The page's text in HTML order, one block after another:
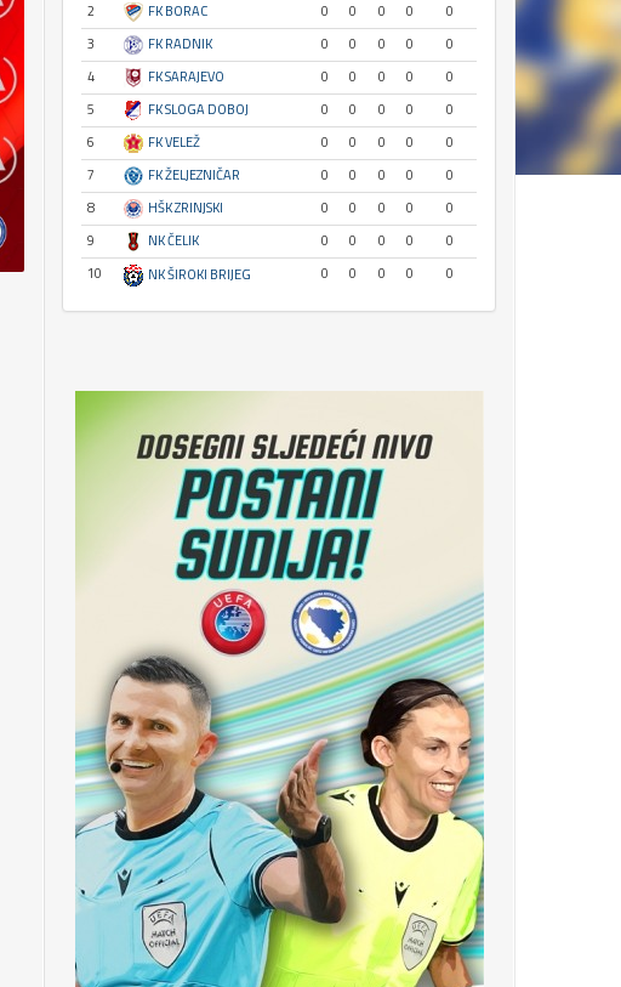
2
FK BORAC 0 0 0 0
0
3
FK RADNIK 0 0 0 0
0
4
FK SARAJEVO 0 0 0 0
0
5
FK SLOGA DOBOJ 0 0 0 0
0
6
FK VELEŽ 0 0 0 0
0
7
FK ŽELJEZNIČAR 0 0 0 0
0
8
HŠK ZRINJSKI 0 0 0 0
0
9
NK ČELIK 0 0 0 0
0
10
NK ŠIROKI BRIJEG 0 0 0 0 0